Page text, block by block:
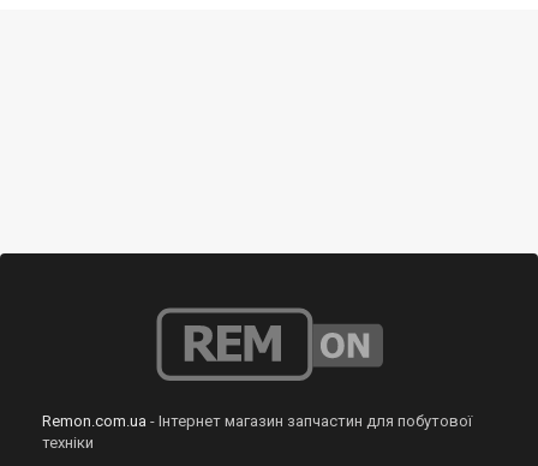
Remon.com.ua - Інтернет магазин запчастин для побутової
техніки